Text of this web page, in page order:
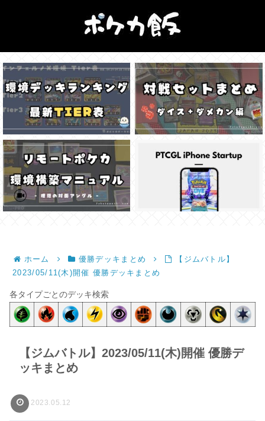
ホーム 優勝デッキまとめ
【ジムバトル】
2023/05/11(木)開催 優勝デッキまとめ
各タイプごとのデッキ検索
【ジムバトル】2023/05/11(木)開催 優勝デ
ッキまとめ
2023.05.12